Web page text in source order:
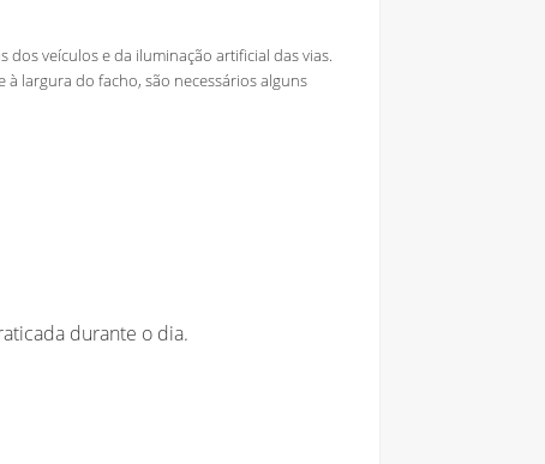
veículos e da iluminação artificial das vias.
à largura do facho, são necessários alguns
durante o dia.